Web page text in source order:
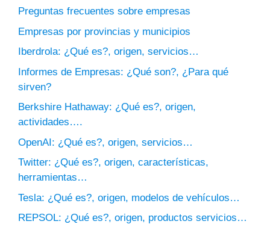
Preguntas frecuentes sobre empresas
Empresas por provincias y municipios
Iberdrola: ¿Qué es?, origen, servicios…
Informes de Empresas: ¿Qué son?, ¿Para qué
sirven?
Berkshire Hathaway: ¿Qué es?, origen,
actividades….
OpenAI: ¿Qué es?, origen, servicios…
Twitter: ¿Qué es?, origen, características,
herramientas…
Tesla: ¿Qué es?, origen, modelos de vehículos…
REPSOL: ¿Qué es?, origen, productos servicios…